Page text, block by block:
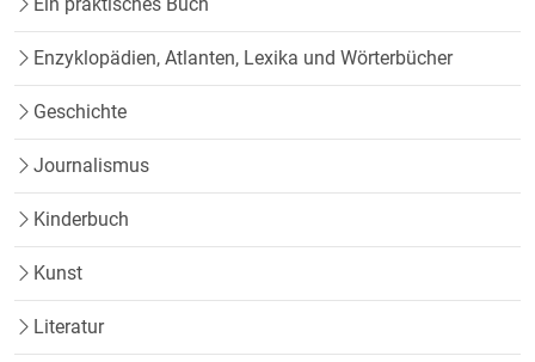
Enzyklopädien, Atlanten, Lexika und Wörterbücher
Geschichte
Journalismus
Kinderbuch
Kunst
Literatur